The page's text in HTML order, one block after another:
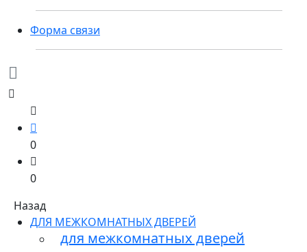
Форма связи
0
0
Назад
ДЛЯ МЕЖКОМНАТНЫХ ДВЕРЕЙ
для межкомнатных дверей